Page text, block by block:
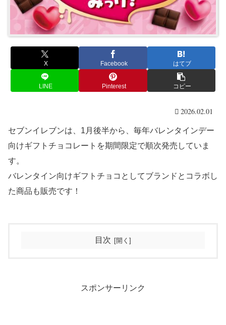
X Facebook はてブ
LINE Pinterest コピー
2026.02.01
セブンイレブンは、1月後半から、毎年バレンタインデー
向けギフトチョコレートを期間限定で順次発売していま
す。
バレンタイン向けギフトチョコとしてブランドとコラボし
た商品も販売です！
目次
スポンサーリンク